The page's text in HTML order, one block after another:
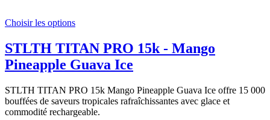
Choisir les options
STLTH TITAN PRO 15k - Mango
Pineapple Guava Ice
STLTH TITAN PRO 15k Mango Pineapple Guava Ice offre 15 000
bouffées de saveurs tropicales rafraîchissantes avec glace et
commodité rechargeable.